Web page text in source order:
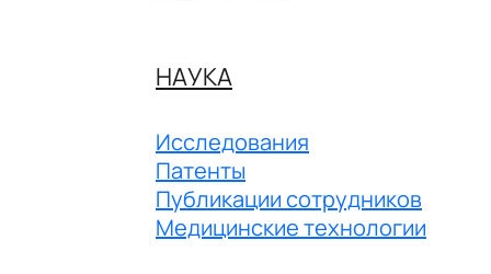
НАУКА
Исследования
Патенты
Публикации сотрудников
Медицинские технологии